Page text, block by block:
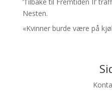
’Tilbake til Fremtiden II’
Nesten.
«Kvinner burde være på